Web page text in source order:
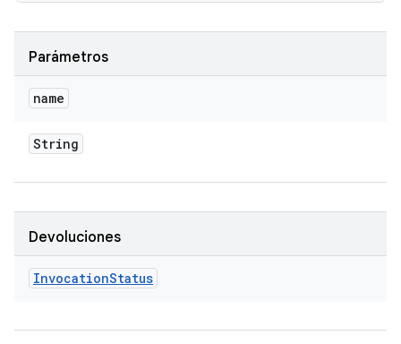
Parámetros
name
String
Devoluciones
InvocationStatus